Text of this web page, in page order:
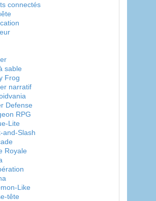
connectés
sable
Frog
narratif
Defense
RPG
Lite
and-Slash
Royale
Like
tête